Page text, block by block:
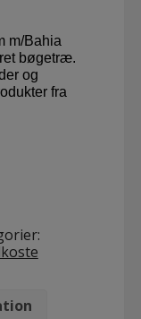
m/Bahia
bøgetræ.
og
fra